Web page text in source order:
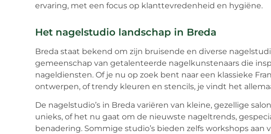
ervaring, met een focus op klanttevredenheid en hygiëne.
Het nagelstudio landschap in Breda
Breda staat bekend om zijn bruisende en diverse
gemeenschap van getalenteerde nagelkunstenaars die
nageldiensten. Of je nu op zoek bent naar een klassieke
ontwerpen, of trendy kleuren en stencils, je vindt het
De nagelstudio’s in Breda variëren van kleine, gezellige
unieks, of het nu gaat om de nieuwste nageltrends,
benadering. Sommige studio’s bieden zelfs workshops